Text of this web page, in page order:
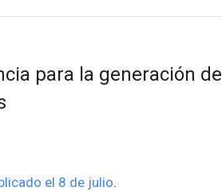
para la generación de
el 8 de julio.